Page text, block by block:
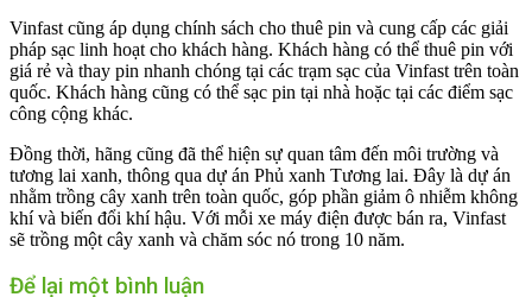
Vinfast cũng áp dụng chính sách cho thuê pin và cung cấp các giải
pháp sạc linh hoạt cho khách hàng. Khách hàng có thể thuê pin với
giá rẻ và thay pin nhanh chóng tại các trạm sạc của Vinfast trên toàn
quốc. Khách hàng cũng có thể sạc pin tại nhà hoặc tại các điểm sạc
công cộng khác.
Đồng thời, hãng cũng đã thể hiện sự quan tâm đến môi trường và
tương lai xanh, thông qua dự án Phủ xanh Tương lai. Đây là dự án
nhằm trồng cây xanh trên toàn quốc, góp phần giảm ô nhiễm không
khí và biến đổi khí hậu. Với mỗi xe máy điện được bán ra, Vinfast
sẽ trồng một cây xanh và chăm sóc nó trong 10 năm.
Để lại một bình luận